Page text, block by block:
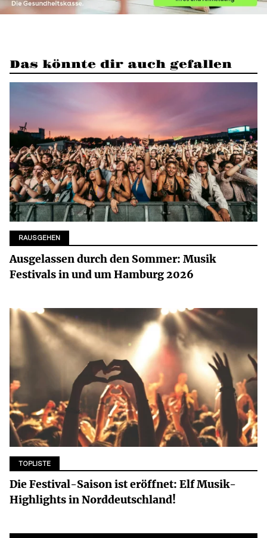
Das könnte dir auch gefallen
RAUSGEHEN
Ausgelassen durch den Sommer: Musik
Festivals in und um Hamburg 2026
TOPLISTE
Die Festival-Saison ist eröffnet: Elf Musik-
Highlights in Norddeutschland!